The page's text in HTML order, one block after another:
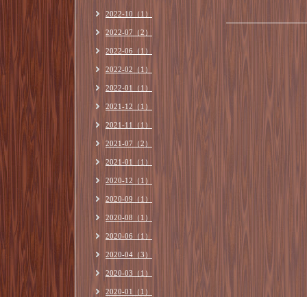
2022-10（1）
2022-07（2）
2022-06（1）
2022-02（1）
2022-01（1）
2021-12（1）
2021-11（1）
2021-07（2）
2021-01（1）
2020-12（1）
2020-09（1）
2020-08（1）
2020-06（1）
2020-04（3）
2020-03（1）
2020-01（1）